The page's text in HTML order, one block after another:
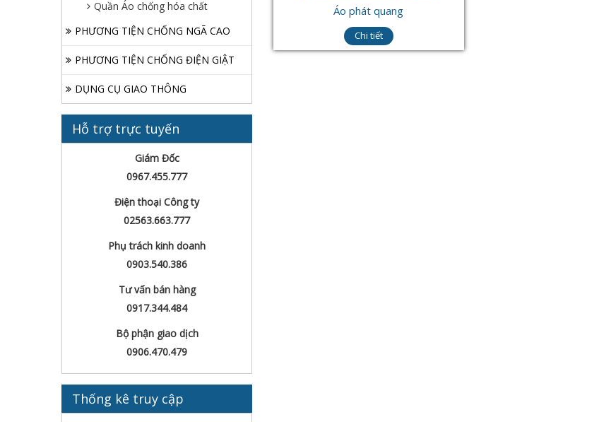
Áo phát quang
Chi tiết
Quần Áo chống hóa chất
PHƯƠNG TIỆN CHỐNG NGÃ CAO
PHƯƠNG TIỆN CHỐNG ĐIỆN GIẬT
DỤNG CỤ GIAO THÔNG
Hỗ trợ trực tuyến
Giám Đốc
0967.455.777
Điện thoại Công ty
02563.663.777
Phụ trách kinh doanh
0903.540.386
Tư vấn bán hàng
0917.344.484
Bộ phận giao dịch
0906.470.479
Thống kê truy cập